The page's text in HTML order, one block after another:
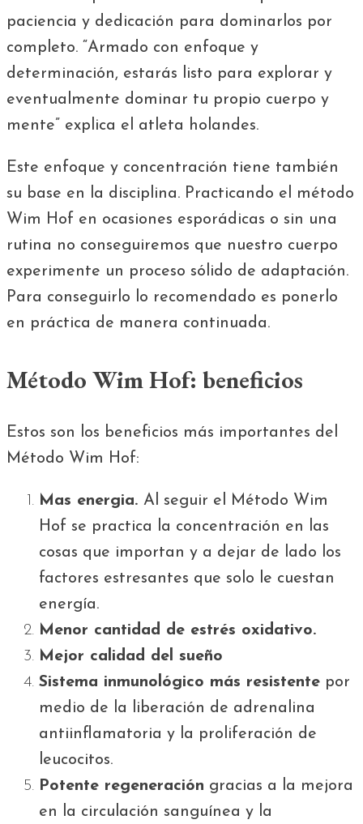
paciencia y dedicación para dominarlos por
completo. “Armado con enfoque y
determinación, estarás listo para explorar y
eventualmente dominar tu propio cuerpo y
mente” explica el atleta holandes.
Este enfoque y concentración tiene también
su base en la disciplina. Practicando el método
Wim Hof en ocasiones esporádicas o sin una
rutina no conseguiremos que nuestro cuerpo
experimente un proceso sólido de adaptación.
Para conseguirlo lo recomendado es ponerlo
en práctica de manera continuada.
Método Wim Hof: beneficios
Estos son los beneficios más importantes del
Método Wim Hof:
Mas energia. Al seguir el Método Wim
Hof se practica la concentración en las
cosas que importan y a dejar de lado los
factores estresantes que solo le cuestan
energía.
Menor cantidad de estrés oxidativo.
Mejor calidad del sueño
Sistema inmunológico más resistente por
medio de la liberación de adrenalina
antiinflamatoria y la proliferación de
leucocitos.
Potente regeneración gracias a la mejora
en la circulación sanguínea y la